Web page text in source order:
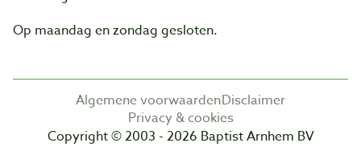
Op maandag en zondag gesloten.
Algemene voorwaardenDisclaimer
Privacy & cookies
Copyright © 2003 - 2026 Baptist Arnhem BV